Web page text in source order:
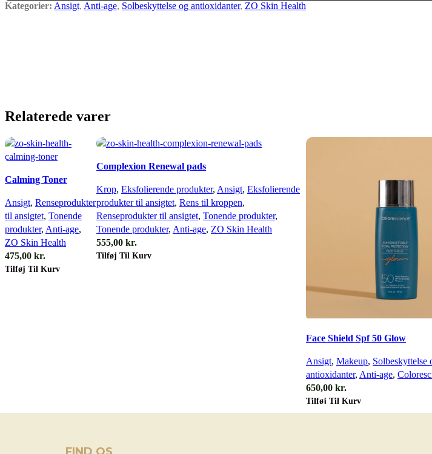
Kategorier: Ansigt, Anti-age, Solbeskyttelse og antioxidanter, ZO Skin Health
Relaterede varer
Calming Toner
Ansigt, Renseprodukter
til ansigtet, Tonende
produkter, Anti-age,
ZO Skin Health
475,00 kr.
Tilføj Til Kurv
Complexion Renewal pads
Krop, Eksfolierende produkter, Ansigt, Eksfolierende
produkter til ansigtet, Rens til kroppen,
Renseprodukter til ansigtet, Tonende produkter,
Tonende produkter, Anti-age, ZO Skin Health
555,00 kr.
Tilføj Til Kurv
Face Shield Spf 50 Glow
Ansigt, Makeup, Solbeskyttelse
antioxidanter, Anti-age,
650,00 kr.
Tilføj Til Kurv